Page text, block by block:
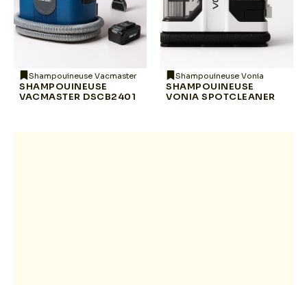
Shampouineuse Vacmaster
SHAMPOUINEUSE
VACMASTER DSCB2401
Shampouineuse Vonia
SHAMPOUINEUSE
VONIA SPOTCLEANER